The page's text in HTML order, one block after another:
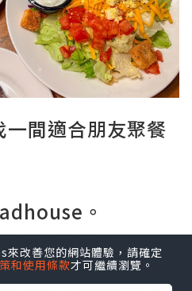
間適合朋友聚餐
。
打現切牛排和大份量
庭餐廳路線。
改善您的網站體驗，請確定
和使用條款才可繼續瀏覽。